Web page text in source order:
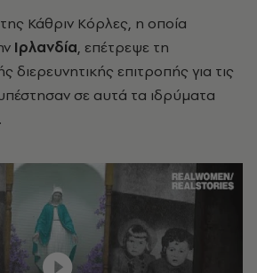
Κάθριν Κόρλες, η οποία
Ιρλανδία, επέτρεψε τη
διερευνητικής επιτροπής για τις
σε αυτά τα ιδρύματα